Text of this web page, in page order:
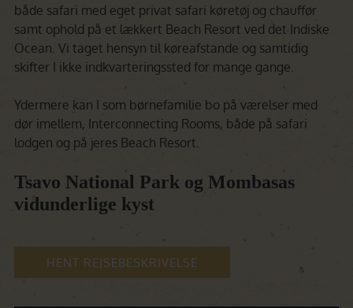
både safari med eget privat safari køretøj og chauffør
samt ophold på et lækkert Beach Resort ved det Indiske
Ocean. Vi taget hensyn til køreafstande og samtidig
skifter I ikke indkvarteringssted for mange gange.
Ydermere kan I som børnefamilie bo på værelser med
dør imellem, Interconnecting Rooms, både på safari
lodgen og på jeres Beach Resort.
Tsavo National Park og Mombasas
vidunderlige kyst
HENT REJSEBESKRIVELSE